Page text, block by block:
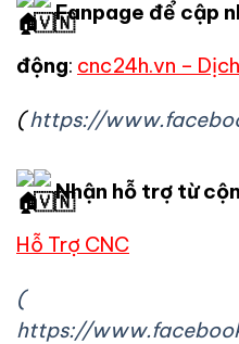
Fanpage để cập
động: cnc24h.vn –
(https://
Nhận hỗ trợ từ
Hỗ Trợ CNC
(
https://